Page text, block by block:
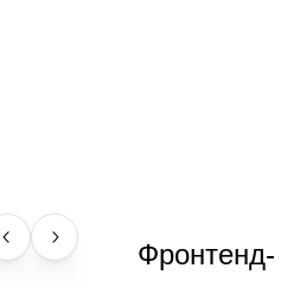
ПРОФЕССИЯ
Фронтенд-